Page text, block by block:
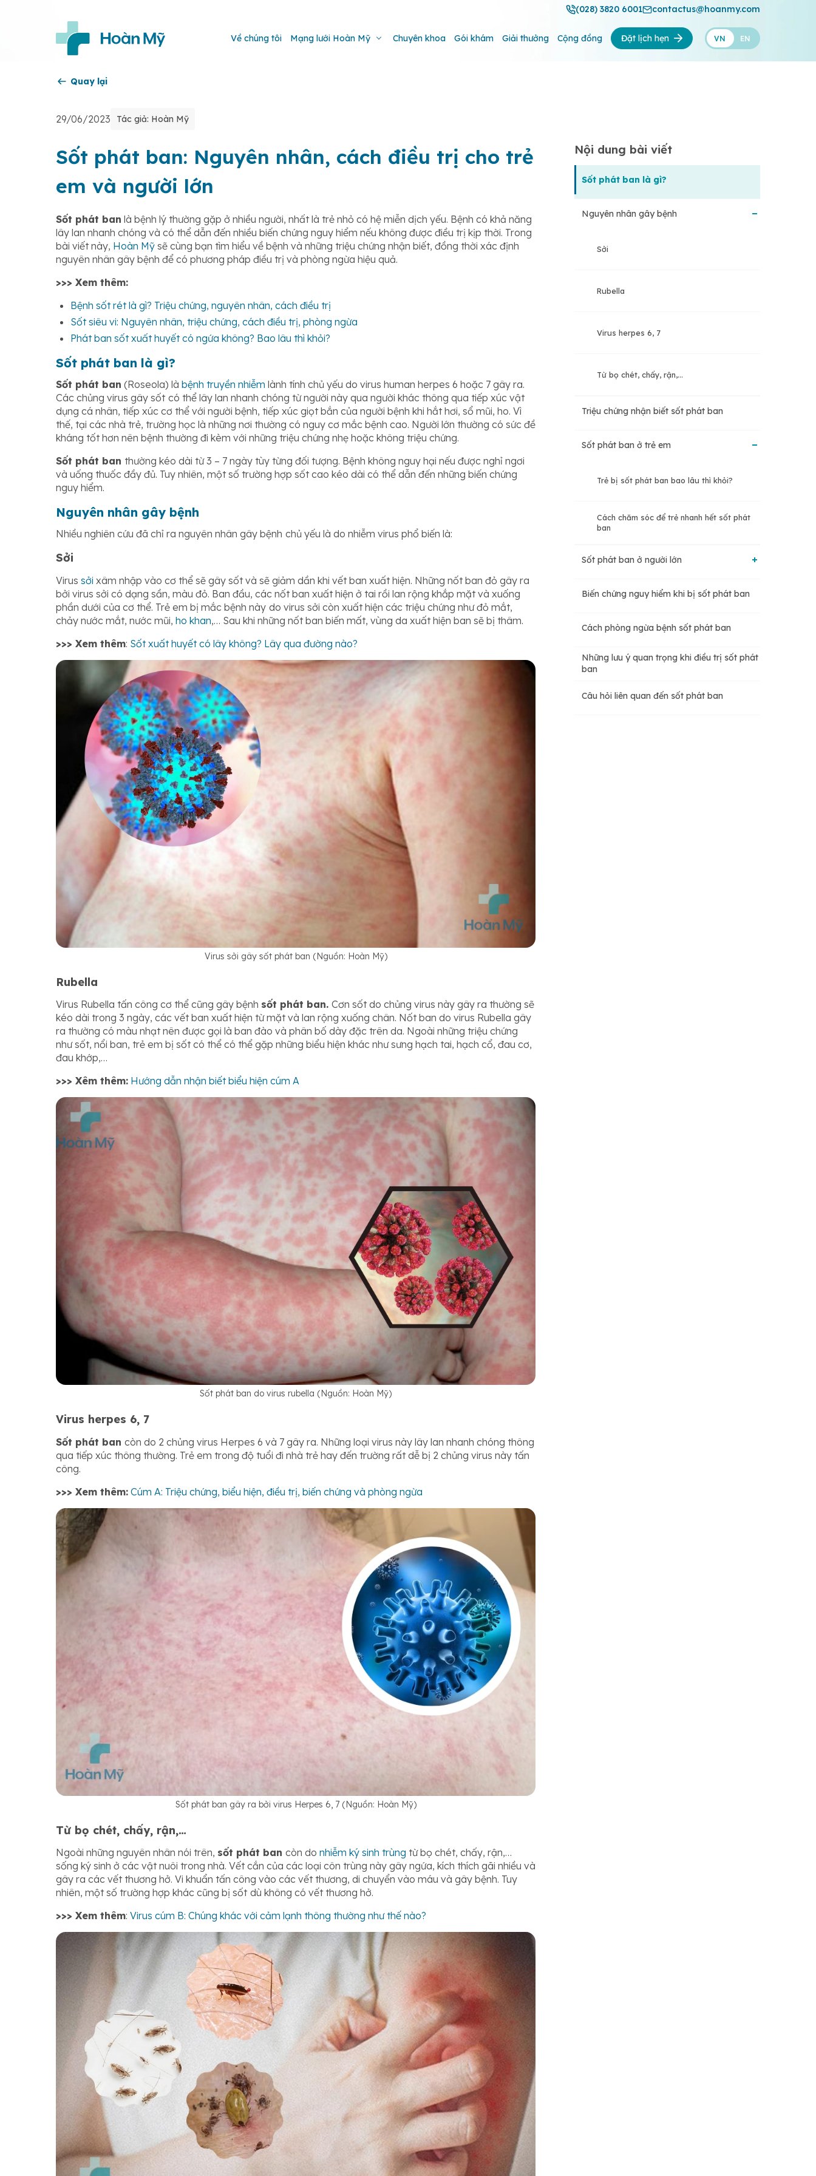
(028) 3820 6001 contactus@hoanmy.com
Về chúng tôi Mạng lưới Hoàn Mỹ Chuyên khoa Gói khám Giải thưởng Cộng đồng Đặt lịch hẹn VN EN
Quay lại
29/06/2023 Tác giả: Hoàn Mỹ
Sốt phát ban: Nguyên nhân, cách điều trị cho trẻ
em và người lớn
Sốt phát ban là bệnh lý thường gặp ở nhiều người, nhất là trẻ nhỏ có hệ miễn dịch yếu. Bệnh có khả năng
lây lan nhanh chóng và có thể dẫn đến nhiều biến chứng nguy hiểm nếu không được điều trị kịp thời. Trong
bài viết này, Hoàn Mỹ sẽ cùng bạn tìm hiểu về bệnh và những triệu chứng nhận biết, đồng thời xác định
nguyên nhân gây bệnh để có phương pháp điều trị và phòng ngừa hiệu quả.
>>> Xem thêm:
Bệnh sốt rét là gì? Triệu chứng, nguyên nhân, cách điều trị
Sốt siêu vi: Nguyên nhân, triệu chứng, cách điều trị, phòng ngừa
Phát ban sốt xuất huyết có ngứa không? Bao lâu thì khỏi?
Sốt phát ban là gì?
Sốt phát ban (Roseola) là bệnh truyền nhiễm lành tính chủ yếu do virus human herpes 6 hoặc 7 gây ra.
Các chủng virus gây sốt có thể lây lan nhanh chóng từ người này qua người khác thông qua tiếp xúc vật
dụng cá nhân, tiếp xúc cơ thể với người bệnh, tiếp xúc giọt bắn của người bệnh khi hắt hơi, sổ mũi, ho. Vì
thế, tại các nhà trẻ, trường học là những nơi thường có nguy cơ mắc bệnh cao. Người lớn thường có sức đề
kháng tốt hơn nên bệnh thường đi kèm với những triệu chứng nhẹ hoặc không triệu chứng.
Sốt phát ban thường kéo dài từ 3 – 7 ngày tùy từng đối tượng. Bệnh không nguy hại nếu được nghỉ ngơi
và uống thuốc đầy đủ. Tuy nhiên, một số trường hợp sốt cao kéo dài có thể dẫn đến những biến chứng
nguy hiểm.
Nguyên nhân gây bệnh
Nhiều nghiên cứu đã chỉ ra nguyên nhân gây bệnh chủ yếu là do nhiễm virus phổ biến là:
Sởi
Virus sởi xâm nhập vào cơ thể sẽ gây sốt và sẽ giảm dần khi vết ban xuất hiện. Những nốt ban đỏ gây ra
bởi virus sởi có dạng sần, màu đỏ. Ban đầu, các nốt ban xuất hiện ở tai rồi lan rộng khắp mặt và xuống
phần dưới của cơ thể. Trẻ em bị mắc bệnh này do virus sởi còn xuất hiện các triệu chứng như đỏ mắt,
chảy nước mắt, nước mũi, ho khan,… Sau khi những nốt ban biến mất, vùng da xuất hiện ban sẽ bị thâm.
>>> Xem thêm: Sốt xuất huyết có lây không? Lây qua đường nào?
Virus sởi gây sốt phát ban (Nguồn: Hoàn Mỹ)
Rubella
Virus Rubella tấn công cơ thể cũng gây bệnh sốt phát ban. Cơn sốt do chủng virus này gây ra thường sẽ
kéo dài trong 3 ngày, các vết ban xuất hiện từ mặt và lan rộng xuống chân. Nốt ban do virus Rubella gây
ra thường có màu nhạt nên được gọi là ban đào và phân bố dày đặc trên da. Ngoài những triệu chứng
như sốt, nổi ban, trẻ em bị sốt có thể có thể gặp những biểu hiện khác như sưng hạch tai, hạch cổ, đau cơ,
đau khớp,…
>>> Xêm thêm: Hướng dẫn nhận biết biểu hiện cúm A
Sốt phát ban do virus rubella (Nguồn: Hoàn Mỹ)
Virus herpes 6, 7
Sốt phát ban còn do 2 chủng virus Herpes 6 và 7 gây ra. Những loại virus này lây lan nhanh chóng thông
qua tiếp xúc thông thường. Trẻ em trong độ tuổi đi nhà trẻ hay đến trường rất dễ bị 2 chủng virus này tấn
công.
>>> Xem thêm: Cúm A: Triệu chứng, biểu hiện, điều trị, biến chứng và phòng ngừa
Sốt phát ban gây ra bởi virus Herpes 6, 7 (Nguồn: Hoàn Mỹ)
Từ bọ chét, chấy, rận,…
Ngoài những nguyên nhân nói trên, sốt phát ban còn do nhiễm ký sinh trùng từ bọ chét, chấy, rận,…
sống ký sinh ở các vật nuôi trong nhà. Vết cắn của các loại côn trùng này gây ngứa, kích thích gãi nhiều và
gây ra các vết thương hở. Vi khuẩn tấn công vào các vết thương, di chuyển vào máu và gây bệnh. Tuy
nhiên, một số trường hợp khác cũng bị sốt dù không có vết thương hở.
>>> Xem thêm: Virus cúm B: Chúng khác với cảm lạnh thông thường như thế nào?
Nội dung bài viết
Sốt phát ban là gì?
Nguyên nhân gây bệnh
Sởi
Rubella
Virus herpes 6, 7
Từ bọ chét, chấy, rận,…
Triệu chứng nhận biết sốt phát ban
Sốt phát ban ở trẻ em
Trẻ bị sốt phát ban bao lâu thì khỏi?
Cách chăm sóc để trẻ nhanh hết sốt phát
ban
Sốt phát ban ở người lớn
Người lớn bị sốt phát ban bao lâu thì khỏi?
Cần làm gì để cải thiện sốt phát ban ở
Biến chứng nguy hiểm khi bị sốt phát ban
Cách phòng ngừa bệnh sốt phát ban
Những lưu ý quan trọng khi điều trị sốt phát
ban
Câu hỏi liên quan đến sốt phát ban